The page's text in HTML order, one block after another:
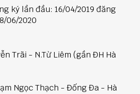
ký lần đầu: 16/04/2019 đăng
06/2020
Trãi - N.Từ Liêm (gần ĐH Hà
Ngọc Thạch - Đống Đa - Hà